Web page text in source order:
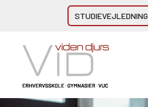
STUDIEVEJLEDNING
HHX Grenaa
HHX Rønde
HTX Grenaa